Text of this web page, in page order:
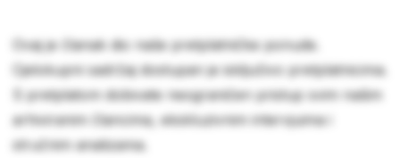
Ovaj je članak dio naše pretplatničke ponude.
Cjelokupni sadržaj dostupan je isključivo pretplatnicima.
S pretplatom dobivate neograničen pristup svim našim
arhiviranim člancima, ekskluzivnim intervjuima i
stručnim analizama.